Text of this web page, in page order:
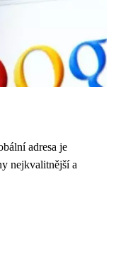
adresa je
nejkvalitnější a